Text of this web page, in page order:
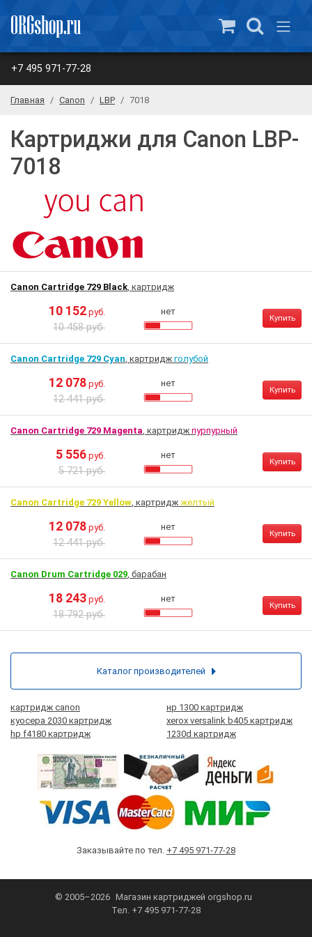
+7 495 971-77-28
Главная Canon LBP 7018
Картриджи для Canon LBP-
7018
Canon Cartridge 729 Black, картридж
10 152 руб.
10 458 руб.
нет
Купить
Canon Cartridge 729 Cyan, картридж голубой
12 078 руб.
12 441 руб.
нет
Купить
Canon Cartridge 729 Magenta, картридж пурпурный
5 556 руб.
5 721 руб.
нет
Купить
Canon Cartridge 729 Yellow, картридж желтый
12 078 руб.
12 441 руб.
нет
Купить
Canon Drum Cartridge 029, барабан
18 243 руб.
18 792 руб.
нет
Купить
картридж canon
нр 1300 картридж
куосера 2030 картридж
xerox versalink b405 картридж
hp f4180 картридж
1230d картридж
Заказывайте по тел. +7 495 971-77-28
© 2005–2026 Магазин картриджей orgshop.ru
Тел. +7 495 971-77-28